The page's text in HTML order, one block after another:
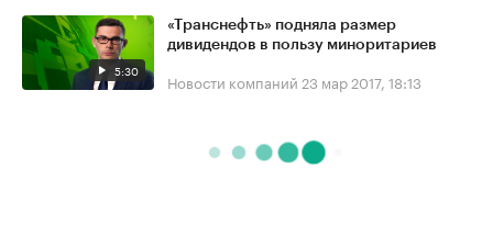
5:30
«Транснефть» подняла размер
дивидендов в пользу миноритариев
Новости компаний 23 мар 2017, 18:13